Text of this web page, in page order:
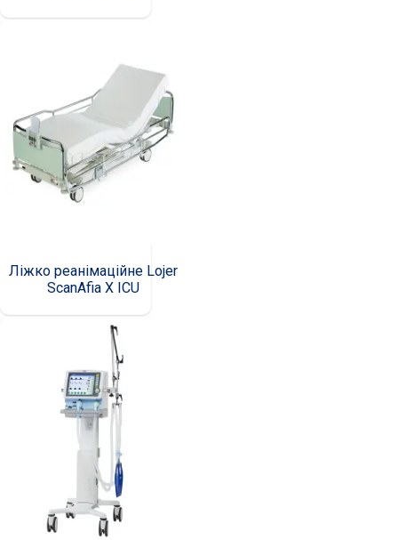
Ліжко реанімаційне Lojer
ScanAfia X ICU